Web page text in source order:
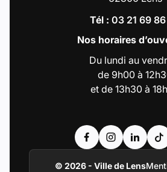
Tél : 03 21 69
Nos horaires
Du lundi au
de 9h00 à
et de 13h30 à
Accéder au compte
Accéder au
Accéder
© 2026 - Ville de Lens